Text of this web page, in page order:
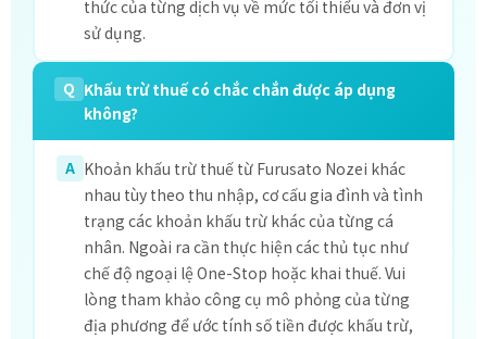
thức của từng dịch vụ về mức tối thiểu và đơn vị
sử dụng.
Q Khấu trừ thuế có chắc chắn được áp dụng
không?
A Khoản khấu trừ thuế từ Furusato Nozei khác
nhau tùy theo thu nhập, cơ cấu gia đình và tình
trạng các khoản khấu trừ khác của từng cá
nhân. Ngoài ra cần thực hiện các thủ tục như
chế độ ngoại lệ One-Stop hoặc khai thuế. Vui
lòng tham khảo công cụ mô phỏng của từng
địa phương để ước tính số tiền được khấu trừ,